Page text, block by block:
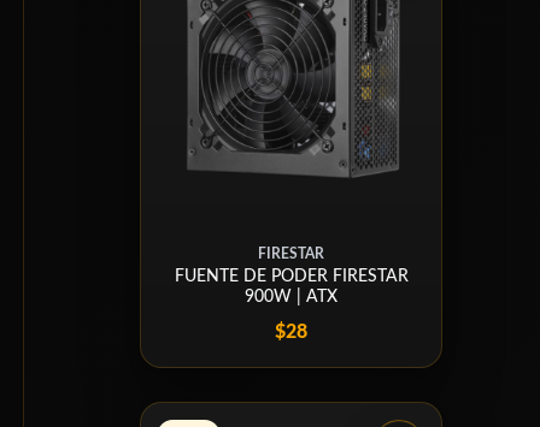
FIRESTAR
FUENTE DE PODER FIRESTAR
900W | ATX
$28